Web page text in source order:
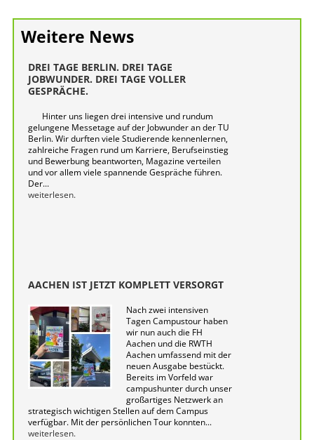
Weitere News
DREI TAGE BERLIN. DREI TAGE
JOBWUNDER. DREI TAGE VOLLER
GESPRÄCHE.
Hinter uns liegen drei intensive und rundum
gelungene Messetage auf der Jobwunder an der TU
Berlin. Wir durften viele Studierende kennenlernen,
zahlreiche Fragen rund um Karriere, Berufseinstieg
und Bewerbung beantworten, Magazine verteilen
und vor allem viele spannende Gespräche führen.
Der...
weiterlesen.
AACHEN IST JETZT KOMPLETT VERSORGT
Nach zwei intensiven
Tagen Campustour haben
wir nun auch die FH
Aachen und die RWTH
Aachen umfassend mit der
neuen Ausgabe bestückt.
Bereits im Vorfeld war
campushunter durch unser
großartiges Netzwerk an
strategisch wichtigen Stellen auf dem Campus
verfügbar. Mit der persönlichen Tour konnten...
weiterlesen.